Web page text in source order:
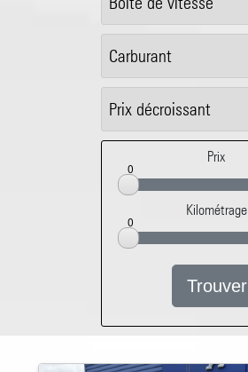
Prix
0
Kilométrage
0
Trouver